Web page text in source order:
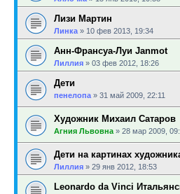
Лизи Мартин
Линка » 10 фев 2013, 19:34
Анн-Франсуа-Луи Janmot
Лиллия » 03 фев 2012, 18:26
Дети
пенелопа » 31 май 2009, 22:11
Художник Михаил Сатаров
Агния Львовна » 28 мар 2009,
Дети на картинах
Лиллия » 29 янв 2012, 18:53
Leonardo da Vinci